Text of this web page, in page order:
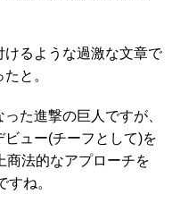
るような過激な文章で
と。
た進撃の巨人ですが、
ュー(チーフとして)を
商法的なアプローチを
ね。